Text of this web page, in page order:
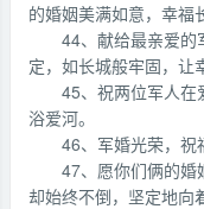
的婚姻美满如意，幸福
44、献给最亲爱的
定，如长城般牢固，让
45、祝两位军人在
浴爱河。
46、军婚光荣，祝
47、愿你们俩的婚
却始终不倒，坚定地向